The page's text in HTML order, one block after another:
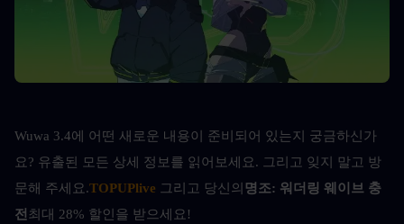
Wuwa 3.4에 어떤 새로운 내용이 준비되어 있는지 궁금하신가
요? 유출된 모든 상세 정보를 읽어보세요. 그리고 잊지 말고 방
문해 주세요.TOPUPlive 그리고 당신의 명조: 워더링 웨이브 충
전 최대 28% 할인을 받으세요!